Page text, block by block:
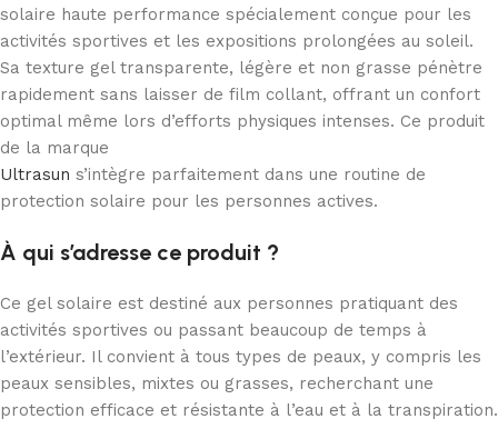
solaire haute performance spécialement conçue pour les
activités sportives et les expositions prolongées au soleil.
Sa texture gel transparente, légère et non grasse pénètre
rapidement sans laisser de film collant, offrant un confort
optimal même lors d’efforts physiques intenses. Ce produit
de la marque
Ultrasun s’intègre parfaitement dans une routine de
protection solaire pour les personnes actives.
À qui s’adresse ce produit ?
Ce gel solaire est destiné aux personnes pratiquant des
activités sportives ou passant beaucoup de temps à
l’extérieur. Il convient à tous types de peaux, y compris les
peaux sensibles, mixtes ou grasses, recherchant une
protection efficace et résistante à l’eau et à la transpiration.